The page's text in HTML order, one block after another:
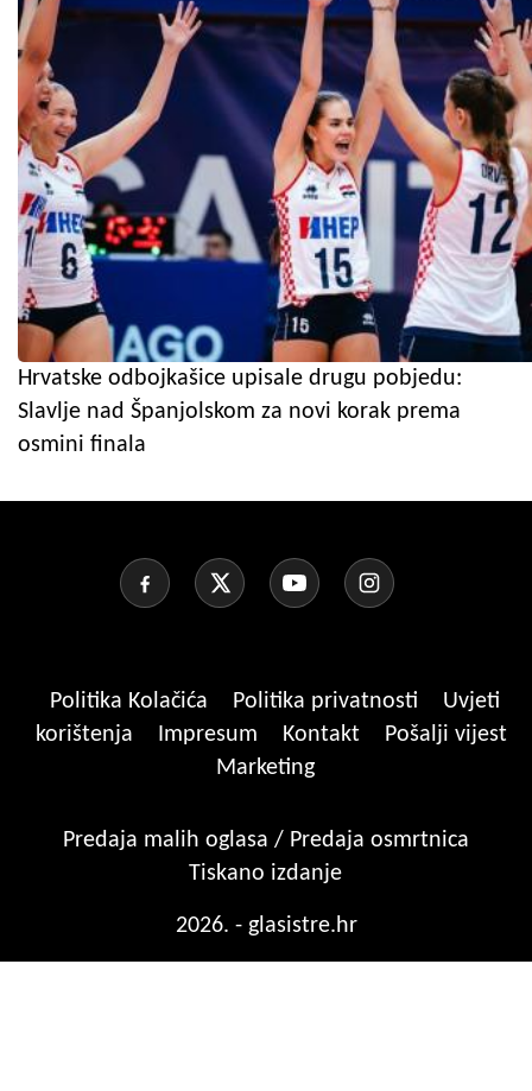
Hrvatske odbojkašice upisale drugu pobjedu:
Slavlje nad Španjolskom za novi korak prema
osmini finala
Politika Kolačića Politika privatnosti
Uvjeti
korištenja
Impresum Kontakt
Pošalji vijest
Marketing
Predaja malih oglasa / Predaja osmrtnica
Tiskano izdanje
2026. - glasistre.hr